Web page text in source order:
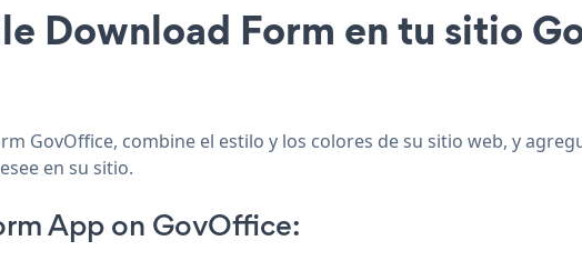
Download Form en tu sitio
GovOffice, combine el estilo y los colores de su sitio web, y
en su sitio.
App on GovOffice: